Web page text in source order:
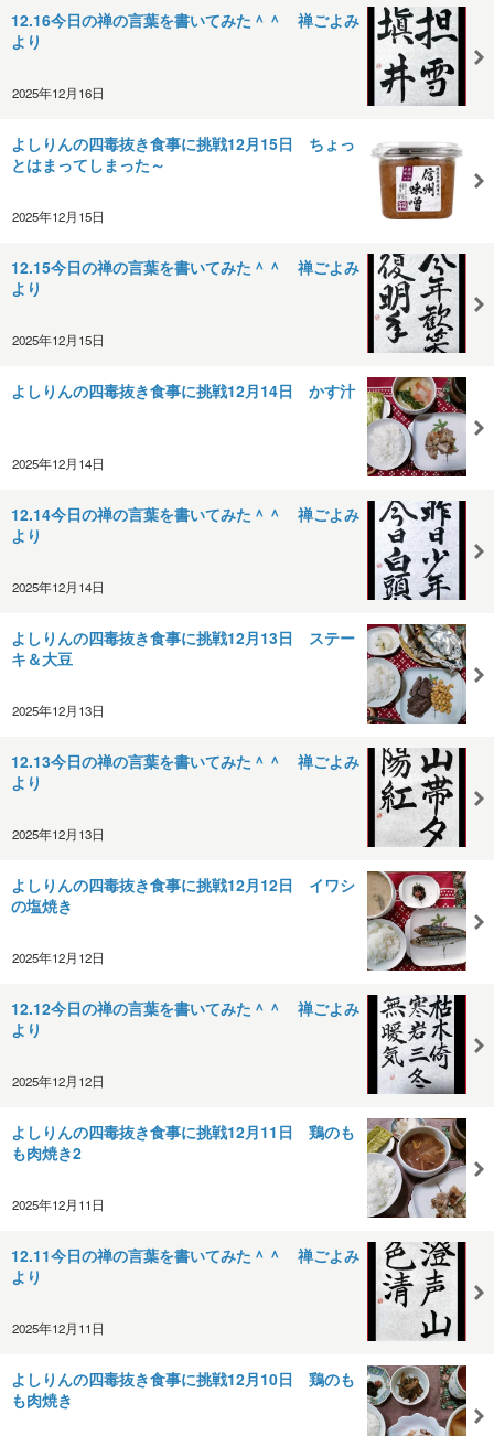
12.16今日の禅の言葉を書いてみた＾＾ 禅ごよみ
より
2025年12月16日
よしりんの四毒抜き食事に挑戦12月15日 ちょっ
とはまってしまった～
2025年12月15日
12.15今日の禅の言葉を書いてみた＾＾ 禅ごよみ
より
2025年12月15日
よしりんの四毒抜き食事に挑戦12月14日 かす汁
2025年12月14日
12.14今日の禅の言葉を書いてみた＾＾ 禅ごよみ
より
2025年12月14日
よしりんの四毒抜き食事に挑戦12月13日 ステー
キ＆大豆
2025年12月13日
12.13今日の禅の言葉を書いてみた＾＾ 禅ごよみ
より
2025年12月13日
よしりんの四毒抜き食事に挑戦12月12日 イワシ
の塩焼き
2025年12月12日
12.12今日の禅の言葉を書いてみた＾＾ 禅ごよみ
より
2025年12月12日
よしりんの四毒抜き食事に挑戦12月11日 鶏のも
も肉焼き2
2025年12月11日
12.11今日の禅の言葉を書いてみた＾＾ 禅ごよみ
より
2025年12月11日
よしりんの四毒抜き食事に挑戦12月10日 鶏のも
も肉焼き